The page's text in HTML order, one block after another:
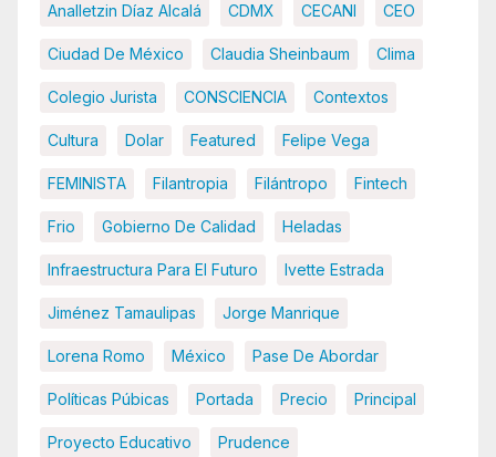
Analletzin Díaz Alcalá CDMX CECANI CEO
Ciudad De México Claudia Sheinbaum Clima
Colegio Jurista CONSCIENCIA Contextos
Cultura Dolar Featured Felipe Vega
FEMINISTA Filantropia Filántropo Fintech
Frio Gobierno De Calidad Heladas
Infraestructura Para El Futuro Ivette Estrada
Jiménez Tamaulipas Jorge Manrique
Lorena Romo México Pase De Abordar
Políticas Púbicas Portada Precio Principal
Proyecto Educativo Prudence